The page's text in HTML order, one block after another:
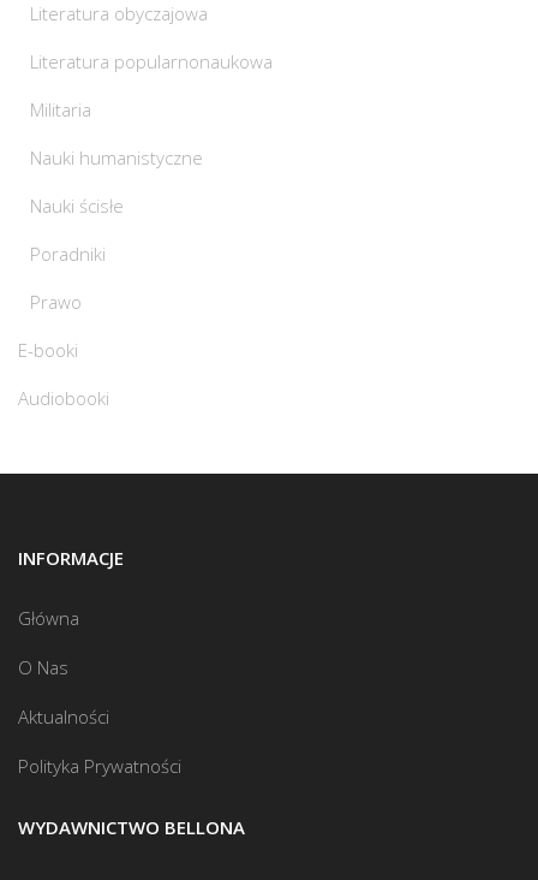
Literatura obyczajowa
Literatura popularnonaukowa
Militaria
Nauki humanistyczne
Nauki ścisłe
Poradniki
Prawo
E-booki
Audiobooki
INFORMACJE
Główna
O Nas
Aktualności
Polityka Prywatności
WYDAWNICTWO BELLONA